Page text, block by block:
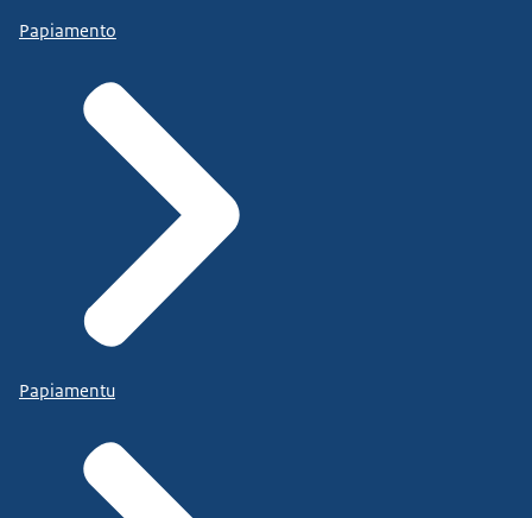
Papiamento
Papiamentu